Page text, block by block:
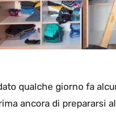
qualche giorno fa
ancora di prepararsi